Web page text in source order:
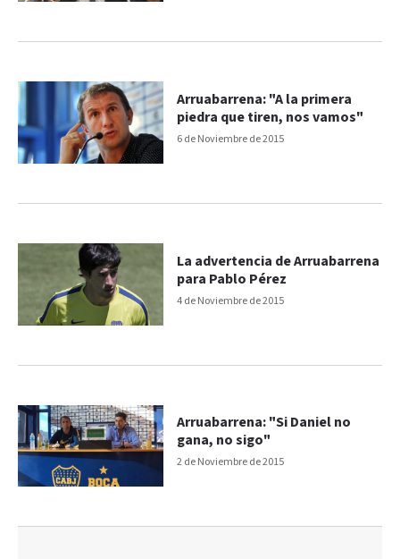
6 de Noviembre de 2015
Arruabarrena: "A la primera
piedra que tiren, nos vamos"
4 de Noviembre de 2015
La advertencia de Arruabarrena
para Pablo Pérez
2 de Noviembre de 2015
Arruabarrena: "Si Daniel no
gana, no sigo"